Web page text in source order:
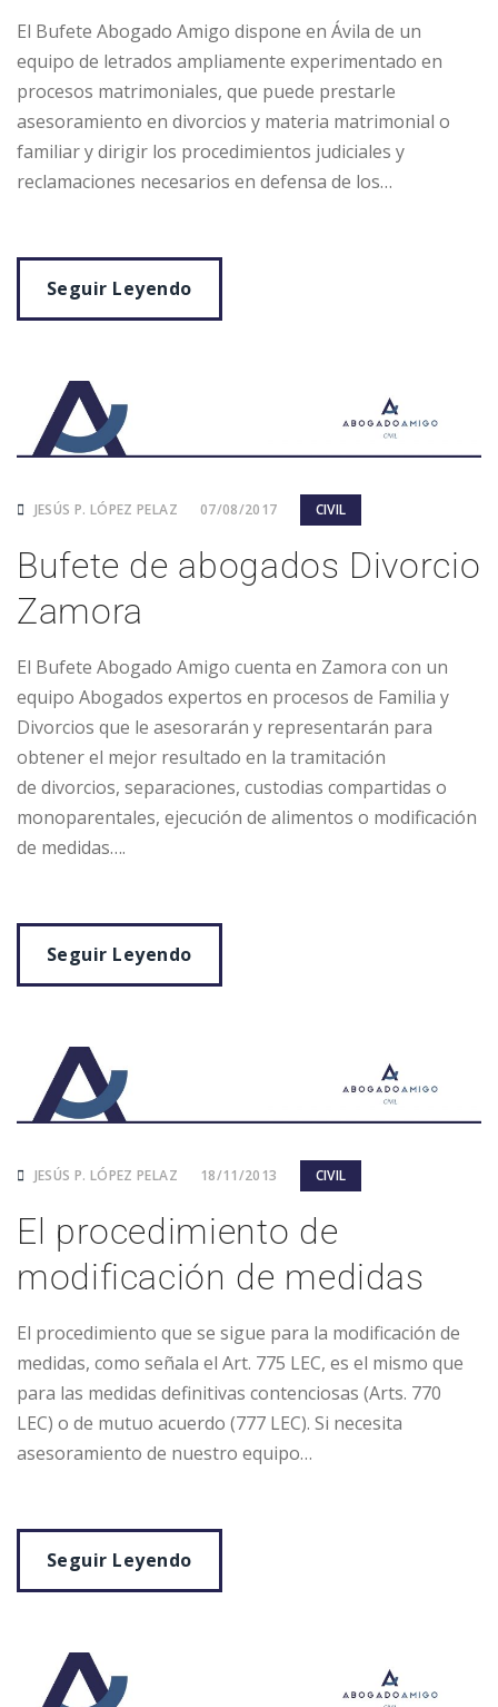
El Bufete Abogado Amigo dispone en Ávila de un
equipo de letrados ampliamente experimentado en
procesos matrimoniales, que puede prestarle
asesoramiento en divorcios y materia matrimonial o
familiar y dirigir los procedimientos judiciales y
reclamaciones necesarios en defensa de los…
Seguir Leyendo
JESÚS P. LÓPEZ PELAZ 07/08/2017 CIVIL
Bufete de abogados Divorcio
Zamora
El Bufete Abogado Amigo cuenta en Zamora con un
equipo Abogados expertos en procesos de Familia y
Divorcios que le asesorarán y representarán para
obtener el mejor resultado en la tramitación
de divorcios, separaciones, custodias compartidas o
monoparentales, ejecución de alimentos o modificación
de medidas….
Seguir Leyendo
JESÚS P. LÓPEZ PELAZ 18/11/2013 CIVIL
El procedimiento de
modificación de medidas
El procedimiento que se sigue para la modificación de
medidas, como señala el Art. 775 LEC, es el mismo que
para las medidas definitivas contenciosas (Arts. 770
LEC) o de mutuo acuerdo (777 LEC). Si necesita
asesoramiento de nuestro equipo…
Seguir Leyendo